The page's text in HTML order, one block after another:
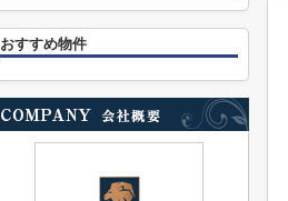
おすすめ物件